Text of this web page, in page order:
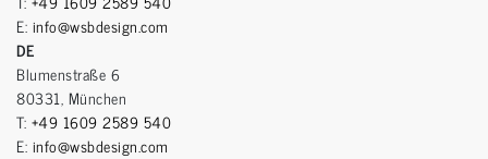
E: info@wsbdesign.com
DE
Blumenstraße 6
80331, München
T: +49 1609 2589 540
E: info@wsbdesign.com